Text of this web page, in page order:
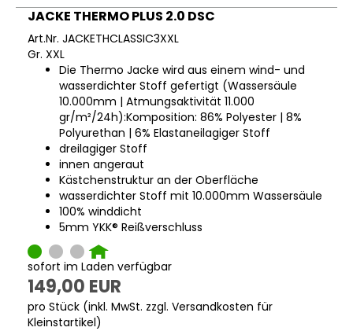
JACKE THERMO PLUS 2.0 DSC
Art.Nr. JACKETHCLASSIC3XXL
Gr. XXL
Die Thermo Jacke wird aus einem wind- und
wasserdichter Stoff gefertigt (Wassersäule
10.000mm | Atmungsaktivität 11.000
gr/m²/24h):Komposition: 86% Polyester | 8%
Polyurethan | 6% Elastaneilagiger Stoff
dreilagiger Stoff
innen angeraut
Kästchenstruktur an der Oberfläche
wasserdichter Stoff mit 10.000mm Wassersäule
100% winddicht
5mm YKK® Reißverschluss
sofort im Laden verfügbar
149,00 EUR
pro Stück (inkl. MwSt. zzgl. Versandkosten für
Kleinstartikel)